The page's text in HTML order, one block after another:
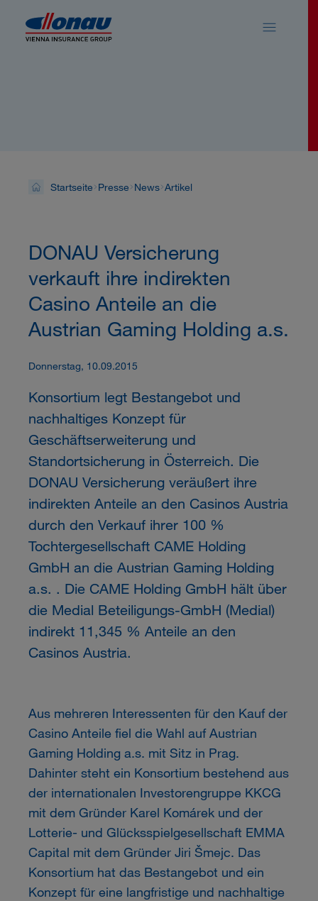
Startseite Presse News Artikel
DONAU Versicherung
verkauft ihre indirekten
Casino Anteile an die
Austrian Gaming Holding a.s.
Donnerstag, 10.09.2015
Konsortium legt Bestangebot und
nachhaltiges Konzept für
Geschäftserweiterung und
Standortsicherung in Österreich. Die
DONAU Versicherung veräußert ihre
indirekten Anteile an den Casinos Austria
durch den Verkauf ihrer 100 %
Tochtergesellschaft CAME Holding
GmbH an die Austrian Gaming Holding
a.s. . Die CAME Holding GmbH hält über
die Medial Beteiligungs-GmbH (Medial)
indirekt 11,345 % Anteile an den
Casinos Austria.
Aus mehreren Interessenten für den Kauf der
Casino Anteile fiel die Wahl auf Austrian
Gaming Holding a.s. mit Sitz in Prag.
Dahinter steht ein Konsortium bestehend aus
der internationalen Investorengruppe KKCG
mit dem Gründer Karel Komárek und der
Lotterie- und Glücksspielgesellschaft EMMA
Capital mit dem Gründer Jiri Šmejc. Das
Konsortium hat das Bestangebot und ein
Konzept für eine langfristige und nachhaltige